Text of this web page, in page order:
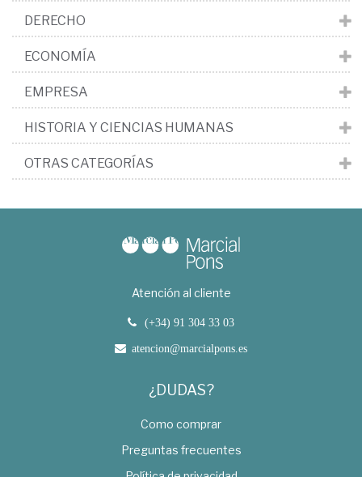
DERECHO
ECONOMÍA
EMPRESA
HISTORIA Y CIENCIAS HUMANAS
OTRAS CATEGORÍAS
Atención al cliente
(+34) 91 304 33 03
atencion@marcialpons.es
¿DUDAS?
Como comprar
Preguntas frecuentes